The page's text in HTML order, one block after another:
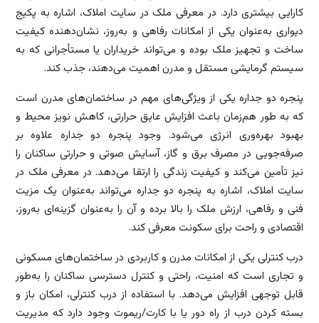
کارایی بیشتری دارد. در معرفی ملک در سایت املاک، اشاره به پکیج
دیواری به‌عنوان یکی از امکانات رفاهی و به‌روز، نشان‌دهنده کیفیت
ساخت و تجهیز ملک بوده و می‌تواند خریداران یا مستأجرانی که به
سیستم گرمایشی مستقل و مدرن اهمیت می‌دهند، جذب کند.
پنجره دو جداره یکی از ویژگی‌های مهم در ساختمان‌های مدرن است
که به طور هم‌زمان باعث افزایش عایق حرارتی، کاهش نویز محیط و
بهبود بهره‌وری انرژی می‌شود. وجود پنجره دو جداره علاوه بر
صرفه‌جویی در مصرف برق و گاز، آسایش صوتی و حرارتی ساکنان را
نیز تأمین می‌کند و کیفیت زندگی را ارتقا می‌دهد. در معرفی ملک در
سایت املاک، اشاره به پنجره دو جداره می‌تواند به‌عنوان یک مزیت
فنی و رفاهی، ارزش ملک را بالا برده و آن را به‌عنوان گزینه‌ای به‌روز،
اقتصادی و راحت برای سکونت معرفی کند.
درب کنترلی یکی از امکانات مدرن و کاربردی در ساختمان‌های مسکونی
و تجاری است که امنیت، راحتی و کنترل دسترسی ساکنان را به‌طور
قابل توجهی افزایش می‌دهد. با استفاده از درب کنترلی، امکان باز و
بسته کردن درب از راه دور یا با کارت/ریموت وجود دارد که مدیریت